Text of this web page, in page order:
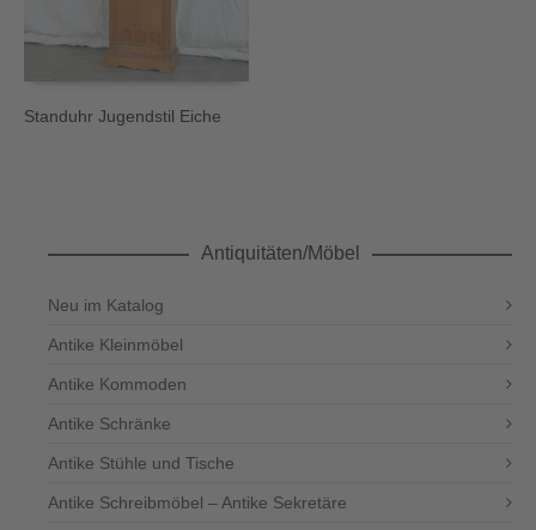
Standuhr Jugendstil Eiche
Antiquitäten/Möbel
Neu im Katalog
Antike Kleinmöbel
Antike Kommoden
Antike Schränke
Antike Stühle und Tische
Antike Schreibmöbel – Antike Sekretäre